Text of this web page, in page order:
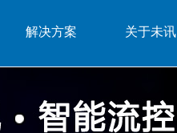
解决方案 关于未讯